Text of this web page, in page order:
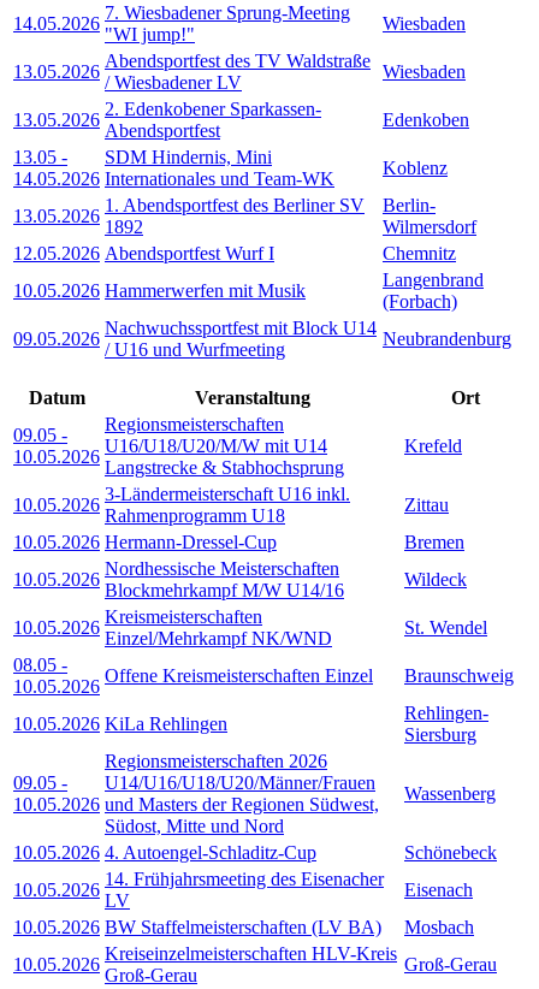
14.05.2026
7. Wiesbadener Sprung-Meeting
"WI jump!"
Wiesbaden
13.05.2026
Abendsportfest des TV Waldstraße
/ Wiesbadener LV
Wiesbaden
13.05.2026
2. Edenkobener Sparkassen-
Abendsportfest
Edenkoben
13.05 -
14.05.2026
SDM Hindernis, Mini
Internationales und Team-WK
Koblenz
13.05.2026
1. Abendsportfest des Berliner SV
1892
Berlin-
Wilmersdorf
12.05.2026 Abendsportfest Wurf I
Chemnitz
10.05.2026 Hammerwerfen mit Musik
Langenbrand
(Forbach)
09.05.2026
Nachwuchssportfest mit Block U14
/ U16 und Wurfmeeting
Neubrandenburg
Datum Veranstaltung
Ort
09.05 -
10.05.2026
Regionsmeisterschaften
U16/U18/U20/M/W mit U14
Langstrecke & Stabhochsprung
Krefeld
10.05.2026
3-Ländermeisterschaft U16 inkl.
Rahmenprogramm U18
Zittau
10.05.2026 Hermann-Dressel-Cup
Bremen
10.05.2026
Nordhessische Meisterschaften
Blockmehrkampf M/W U14/16
Wildeck
10.05.2026
Kreismeisterschaften
Einzel/Mehrkampf NK/WND
St. Wendel
08.05 -
10.05.2026
Offene Kreismeisterschaften Einzel Braunschweig
10.05.2026 KiLa Rehlingen
Rehlingen-
Siersburg
09.05 -
10.05.2026
Regionsmeisterschaften 2026
U14/U16/U18/U20/Männer/Frauen
und Masters der Regionen Südwest,
Südost, Mitte und Nord
Wassenberg
10.05.2026 4. Autoengel-Schladitz-Cup
Schönebeck
10.05.2026
14. Frühjahrsmeeting des Eisenacher
LV
Eisenach
10.05.2026 BW Staffelmeisterschaften (LV BA)
Mosbach
10.05.2026
Kreiseinzelmeisterschaften HLV-Kreis
Groß-Gerau
Groß-Gerau